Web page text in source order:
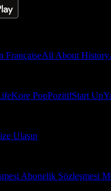
FrançaiseAll About History
Kore PopPozitifStart Up
Ulaşın
Abonelik Sözleşmesi